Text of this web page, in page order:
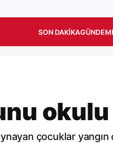
SON DAKIKAGÜNDEM
okulu
çocuklar yangın